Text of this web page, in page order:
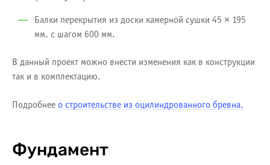
Балки перекрытия из доски камерной сушки 45 × 195
мм. с шагом 600 мм.
В данный проект можно внести изменения как в конструкции
так и в комплектацию.
Подробнее о строительстве из оцилиндрованного бревна.
Фундамент